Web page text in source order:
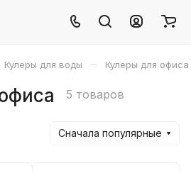
Кулеры для воды – Кулеры для офиса
5 товаров
Сначала популярные